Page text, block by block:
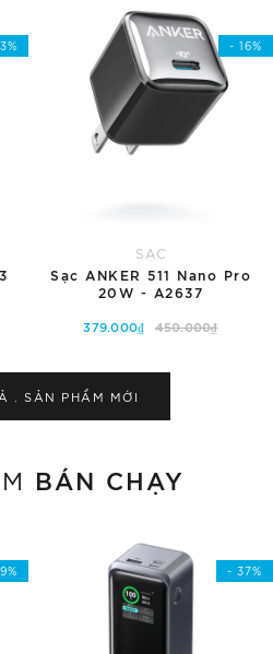
Hết hàng
- 16%
SẠC
Sạc ANKER 511 Nano Pro
20W - A2637
379.000₫ 450.000₫
. SẢN PHẨM MỚI
BÁN CHẠY
- 37%